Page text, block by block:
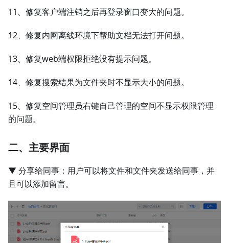
11、修复客户端注销之后再登录窗口变大的问题。
12、修复内网离线环境下帮助文档无法打开问题。
13、修复web端权限拒绝没有提示问题。
14、修复搜索结果为文件夹时不显示大小的问题。
15、修复空间管理员右键自己管理的空间不显示权限管理
的问题。
二、主要界面
▼ 分享给同事：用户可以将文件和文件夹发送给同事，并
且可以添加留言。